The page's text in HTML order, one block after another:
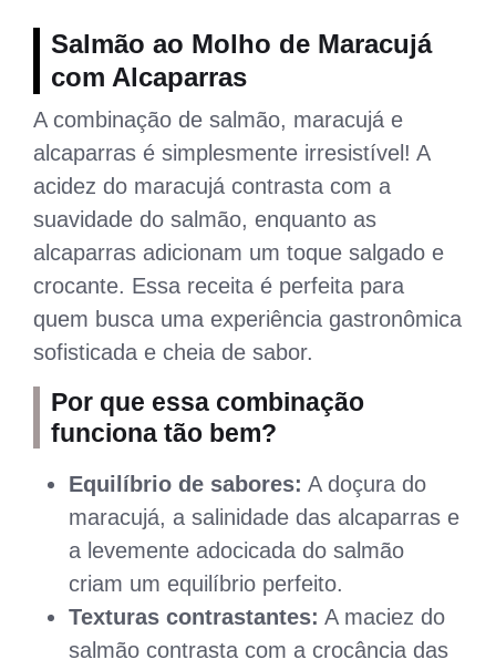
Salmão ao Molho de Maracujá
com Alcaparras
A combinação de salmão, maracujá e
alcaparras é simplesmente irresistível! A
acidez do maracujá contrasta com a
suavidade do salmão, enquanto as
alcaparras adicionam um toque salgado e
crocante. Essa receita é perfeita para
quem busca uma experiência gastronômica
sofisticada e cheia de sabor.
Por que essa combinação
funciona tão bem?
Equilíbrio de sabores: A doçura do
maracujá, a salinidade das alcaparras e
a levemente adocicada do salmão
criam um equilíbrio perfeito.
Texturas contrastantes: A maciez do
salmão contrasta com a crocância das